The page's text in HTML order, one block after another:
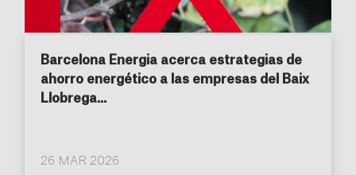
Barcelona Energia acerca estrategias de
ahorro energético a las empresas del Baix
Llobrega...
26 MAR 2026